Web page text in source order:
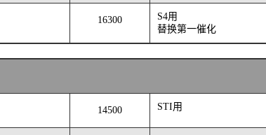
16300
S4用
替换第一催化
14500 STI用